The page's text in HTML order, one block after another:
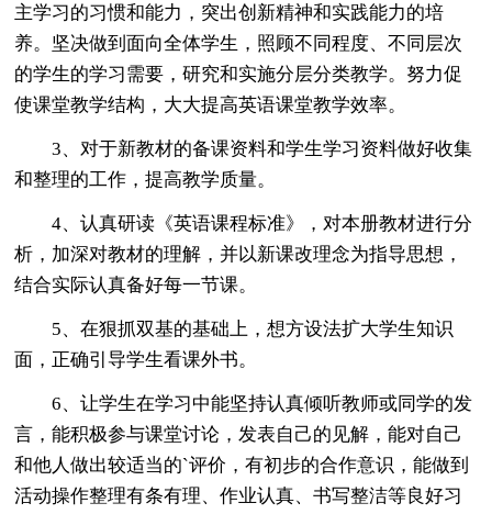
主学习的习惯和能力，突出创新精神和实践能力的培
养。坚决做到面向全体学生，照顾不同程度、不同层次
的学生的学习需要，研究和实施分层分类教学。努力促
使课堂教学结构，大大提高英语课堂教学效率。
3、对于新教材的备课资料和学生学习资料做好收集
和整理的工作，提高教学质量。
4、认真研读《英语课程标准》，对本册教材进行分
析，加深对教材的理解，并以新课改理念为指导思想，
结合实际认真备好每一节课。
5、在狠抓双基的基础上，想方设法扩大学生知识
面，正确引导学生看课外书。
6、让学生在学习中能坚持认真倾听教师或同学的发
言，能积极参与课堂讨论，发表自己的见解，能对自己
和他人做出较适当的`评价，有初步的合作意识，能做到
活动操作整理有条有理、作业认真、书写整洁等良好习